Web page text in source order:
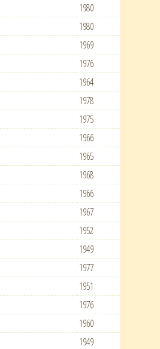
1980
1980
1969
1976
1964
1978
1975
1966
1965
1968
1966
1967
1952
1949
1977
1951
1976
1960
1949